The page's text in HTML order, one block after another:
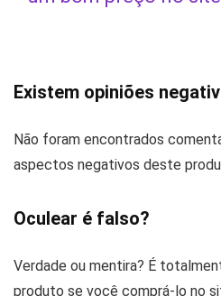
Existem opiniões
Não foram encontrados
aspectos negativos deste
Oculear é falso?
Verdade ou mentira? É
produto se você comprá-lo no